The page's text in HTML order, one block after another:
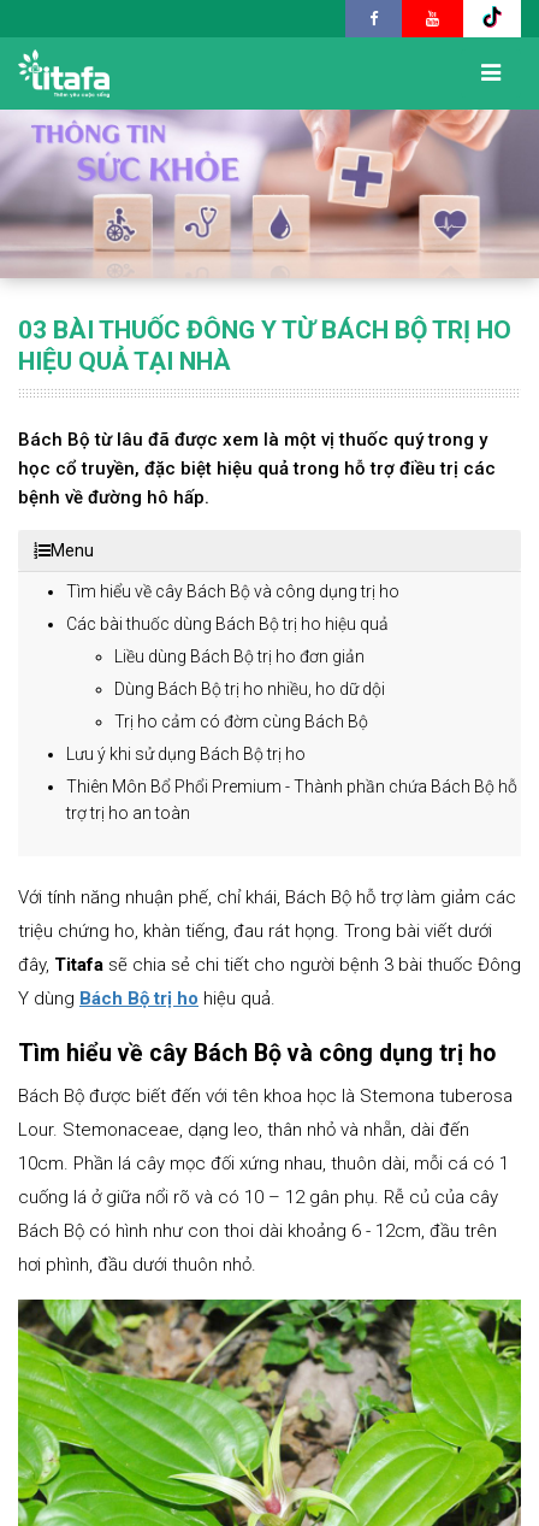
03 BÀI THUỐC ĐÔNG Y TỪ BÁCH BỘ TRỊ HO
HIỆU QUẢ TẠI NHÀ
Bách Bộ từ lâu đã được xem là một vị thuốc quý trong y
học cổ truyền, đặc biệt hiệu quả trong hỗ trợ điều trị các
bệnh về đường hô hấp.
Menu
Tìm hiểu về cây Bách Bộ và công dụng trị ho
Các bài thuốc dùng Bách Bộ trị ho hiệu quả
Liều dùng Bách Bộ trị ho đơn giản
Dùng Bách Bộ trị ho nhiều, ho dữ dội
Trị ho cảm có đờm cùng Bách Bộ
Lưu ý khi sử dụng Bách Bộ trị ho
Thiên Môn Bổ Phổi Premium - Thành phần chứa Bách Bộ hỗ
trợ trị ho an toàn
Với tính năng nhuận phế, chỉ khái, Bách Bộ hỗ trợ làm giảm các
triệu chứng ho, khàn tiếng, đau rát họng. Trong bài viết dưới
đây, Titafa sẽ chia sẻ chi tiết cho người bệnh 3 bài thuốc Đông
Y dùng Bách Bộ trị ho hiệu quả.
Tìm hiểu về cây Bách Bộ và công dụng trị ho
Bách Bộ được biết đến với tên khoa học là Stemona tuberosa
Lour. Stemonaceae, dạng leo, thân nhỏ và nhẵn, dài đến
10cm. Phần lá cây mọc đối xứng nhau, thuôn dài, mỗi cá có 1
cuống lá ở giữa nổi rõ và có 10 – 12 gân phụ. Rễ củ của cây
Bách Bộ có hình như con thoi dài khoảng 6 - 12cm, đầu trên
hơi phình, đầu dưới thuôn nhỏ.